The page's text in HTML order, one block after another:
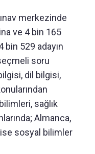
merkezinde
ve 4 bin 165
bin 529 adayın
soru
dil bilgisi,
sağlık
Almanca,
ise sosyal bilimler